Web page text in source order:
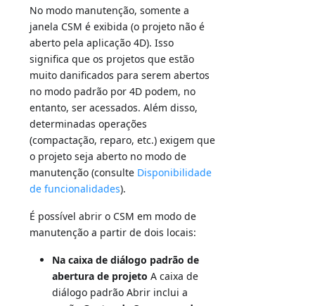
No modo manutenção, somente a
janela CSM é exibida (o projeto não é
aberto pela aplicação 4D). Isso
significa que os projetos que estão
muito danificados para serem abertos
no modo padrão por 4D podem, no
entanto, ser acessados. Além disso,
determinadas operações
(compactação, reparo, etc.) exigem que
o projeto seja aberto no modo de
manutenção (consulte Disponibilidade
de funcionalidades).
É possível abrir o CSM em modo de
manutenção a partir de dois locais:
Na caixa de diálogo padrão de
abertura de projeto A caixa de
diálogo padrão Abrir inclui a